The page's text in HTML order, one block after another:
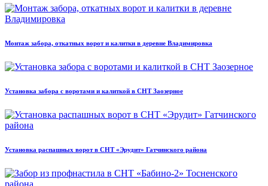
Монтаж забора, откатных ворот и калитки в деревне Владимировка
Установка забора с воротами и калиткой в СНТ Заозерное
Установка распашных ворот в СНТ «Эрудит» Гатчинского района